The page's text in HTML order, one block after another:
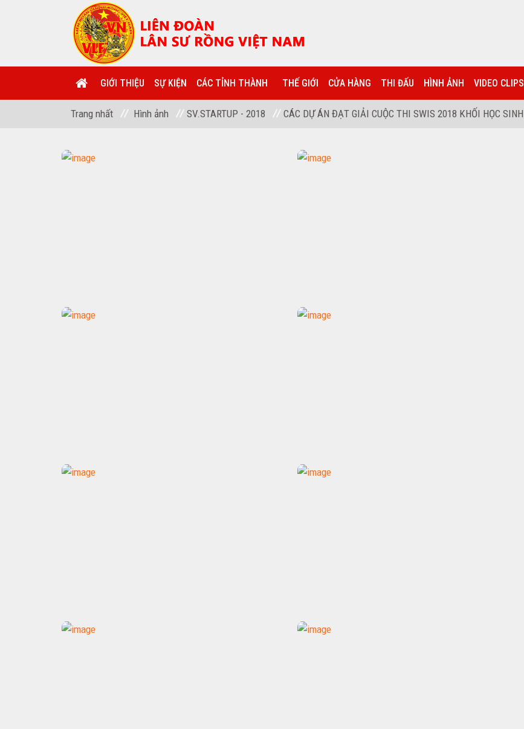
GIỚI THIỆU SỰ KIỆN CÁC TỈNH THÀNH THẾ GIỚI CỬA HÀNG THI ĐẤU HÌNH ẢNH VIDEO CLIPS
Trang nhất Hình ảnh SV.STARTUP - 2018 CÁC DỰ ÁN ĐẠT GIẢI CUỘC THI SWIS 2018 KHỐI HỌC SINH